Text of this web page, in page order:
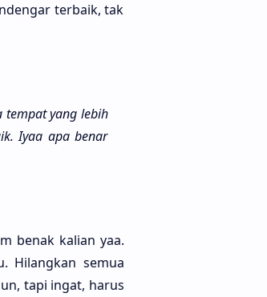
terbaik, tak
tem­pat yang lebih
Iyaa apa benar
benak kali­an yaa.
Hilang­kan semua
tapi ingat, harus